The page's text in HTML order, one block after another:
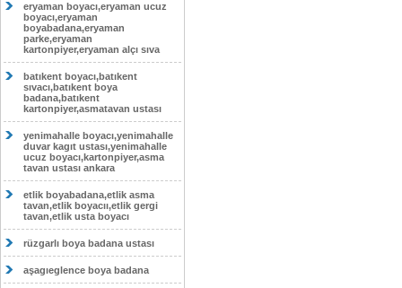
eryaman boyacı,eryaman ucuz
boyacı,eryaman
boyabadana,eryaman
parke,eryaman
kartonpiyer,eryaman alçı sıva
batıkent boyacı,batıkent
sıvacı,batıkent boya
badana,batıkent
kartonpiyer,asmatavan ustası
yenimahalle boyacı,yenimahalle
duvar kagıt ustası,yenimahalle
ucuz boyacı,kartonpiyer,asma
tavan ustası ankara
etlik boyabadana,etlik asma
tavan,etlik boyacıı,etlik gergi
tavan,etlik usta boyacı
rüzgarlı boya badana ustası
aşagıeglence boya badana